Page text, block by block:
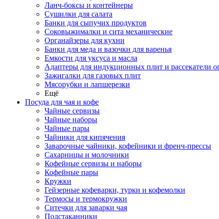
Ланч-боксы и контейнеры
Сушилки для салата
Банки для сыпучих продуктов
Соковыжималки и сита механические
Органайзеры для кухни
Банки для меда и вазочки для варенья
Емкости для уксуса и масла
Адаптеры для индукционных плит и рассекатели
Зажигалки для газовых плит
Мясорубки и лапшерезки
Ещё
Посуда для чая и кофе
Чайные сервизы
Чайные наборы
Чайные пары
Чайники для кипячения
Заварочные чайники, кофейники и френч-прессы
Сахарницы и молочники
Кофейные сервизы и наборы
Кофейные пары
Кружки
Гейзерные кофеварки, турки и кофемолки
Термосы и термокружки
Ситечки для заварки чая
Подстаканники